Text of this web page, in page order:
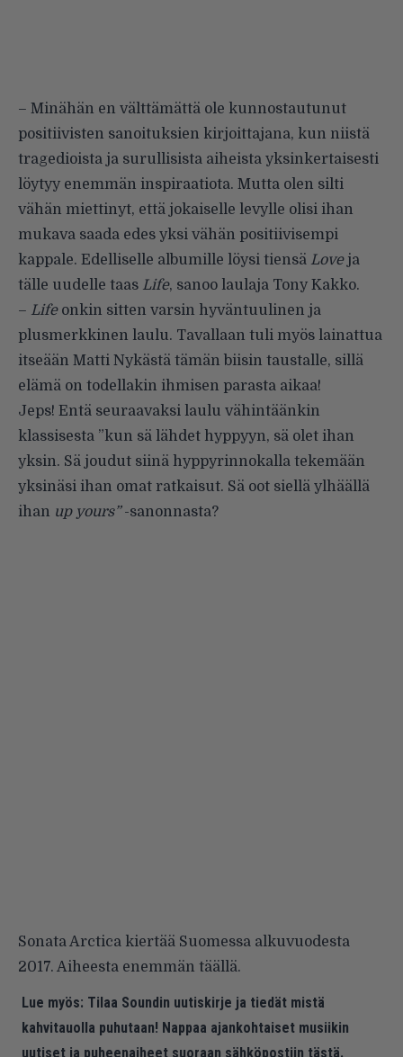
– Minähän en välttämättä ole kunnostautunut
positiivisten sanoituksien kirjoittajana, kun niistä
tragedioista ja surullisista aiheista yksinkertaisesti
löytyy enemmän inspiraatiota. Mutta olen silti
vähän miettinyt, että jokaiselle levylle olisi ihan
mukava saada edes yksi vähän positiivisempi
kappale. Edelliselle albumille löysi tiensä Loveja
tälle uudelle taas Life, sanoo laulaja Tony Kakko.
– Lifeonkin sitten varsin hyväntuulinen ja
plusmerkkinen laulu. Tavallaan tuli myös lainattua
itseään Matti Nykästä tämän biisin taustalle, sillä
elämä on todellakin ihmisen parasta aikaa!
Jeps! Entä seuraavaksi laulu vähintäänkin
klassisesta ”kun sä lähdet hyppyyn, sä olet ihan
yksin. Sä joudut siinä hyppyrinnokalla tekemään
yksinäsi ihan omat ratkaisut. Sä oot siellä ylhäällä
ihan up yours”-sanonnasta?
Sonata Arctica kiertää Suomessa alkuvuodesta
2017. Aiheesta enemmän täällä.
Lue myös: Tilaa Soundin uutiskirje ja tiedät mistä
kahvitauolla puhutaan! Nappaa ajankohtaiset musiikin
uutiset ja puheenaiheet suoraan sähköpostiin tästä.